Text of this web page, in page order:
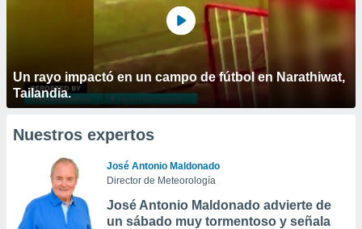
Un rayo impactó en un campo de fútbol en Narathiwat,
Tailandia.
Nuestros expertos
José Antonio Maldonado
Director de Meteorología
José Antonio Maldonado advierte de
un sábado muy tormentoso y señala